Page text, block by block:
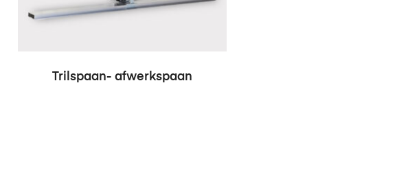
Trilspaan- afwerkspaan